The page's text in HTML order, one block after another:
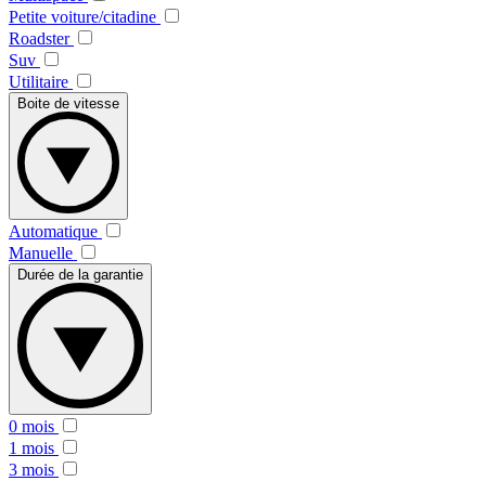
Petite voiture/citadine
Roadster
Suv
Utilitaire
Boite de vitesse
Automatique
Manuelle
Durée de la garantie
0 mois
1 mois
3 mois